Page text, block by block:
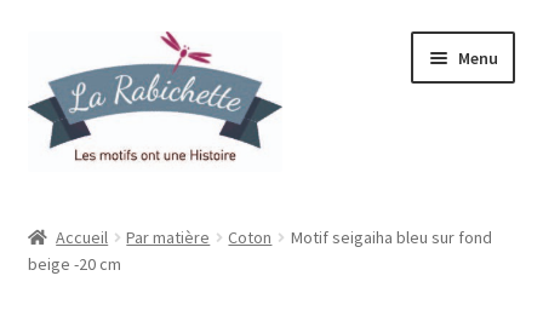
la
navigation
contenu
Menu
Contact
Accueil Par matière Coton
Motif seigaiha bleu sur fond
beige -20 cm